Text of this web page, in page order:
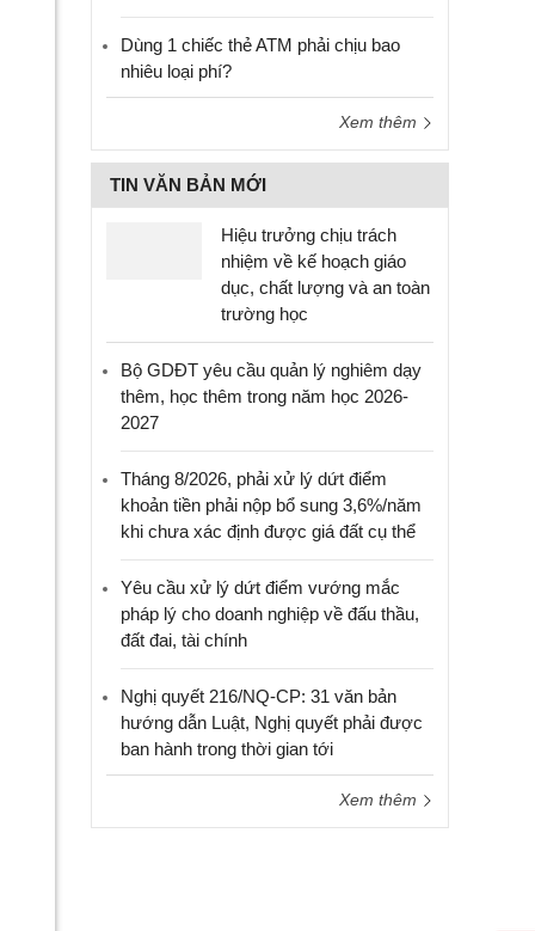
Dùng 1 chiếc thẻ ATM phải chịu bao
nhiêu loại phí?
Xem thêm
TIN VĂN BẢN MỚI
Hiệu trưởng chịu trách
nhiệm về kế hoạch giáo
dục, chất lượng và an toàn
trường học
Bộ GDĐT yêu cầu quản lý nghiêm dạy
thêm, học thêm trong năm học 2026-
2027
Tháng 8/2026, phải xử lý dứt điểm
khoản tiền phải nộp bổ sung 3,6%/năm
khi chưa xác định được giá đất cụ thể
Yêu cầu xử lý dứt điểm vướng mắc
pháp lý cho doanh nghiệp về đấu thầu,
đất đai, tài chính
Nghị quyết 216/NQ-CP: 31 văn bản
hướng dẫn Luật, Nghị quyết phải được
ban hành trong thời gian tới
Xem thêm